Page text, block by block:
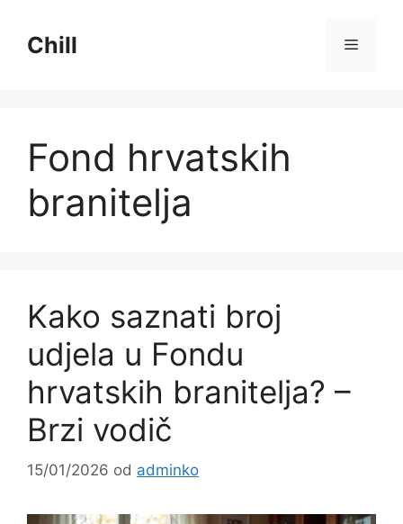
sadržajChill
Fond hrvatskih
branitelja
Kako saznati broj
udjela u Fondu
hrvatskih branitelja? –
Brzi vodič
15/01/2026 od adminko